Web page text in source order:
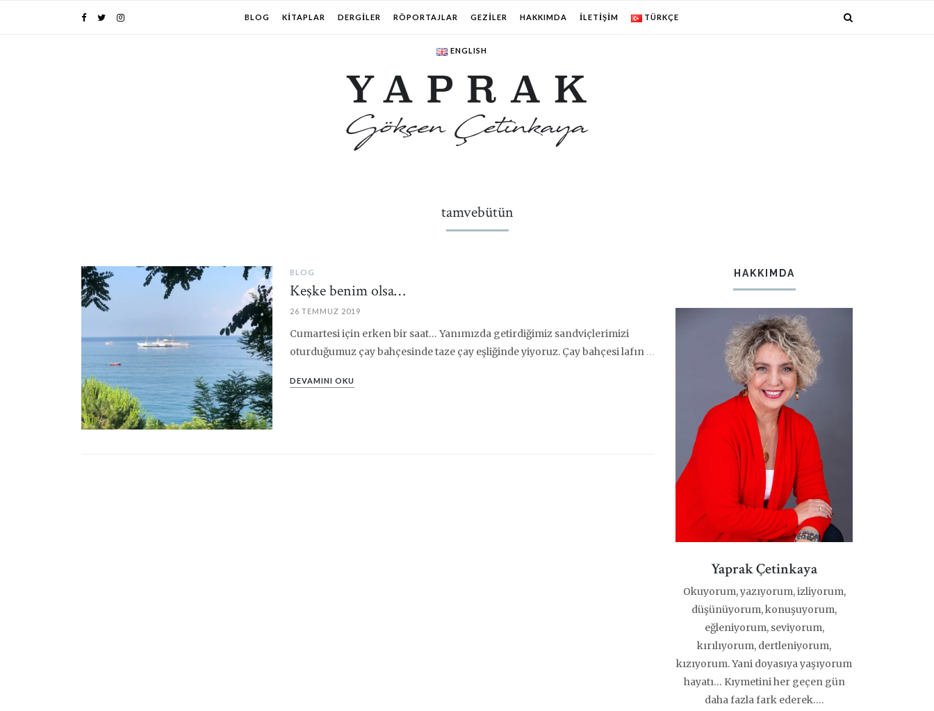
BLOG KITAPLAR DERGILER RÖPORTAJLAR GEZILER HAKKIMDA İLETIŞIM TÜRKÇE
ENGLISH
tamvebütün
PIN IT
BLOG
Keşke benim olsa…
26 TEMMUZ 2019
Cumartesi için erken bir saat… Yanımızda getirdiğimiz sandviçlerimizi
oturduğumuz çay bahçesinde taze çay eşliğinde yiyoruz. Çay bahçesi lafın…
DEVAMINI OKU
HAKKIMDA
Yaprak Çetinkaya
Okuyorum, yazıyorum, izliyorum,
düşünüyorum, konuşuyorum,
eğleniyorum, seviyorum,
kırılıyorum, dertleniyorum,
kızıyorum. Yani doyasıya yaşıyorum
hayatı… Kıymetini her geçen gün
daha fazla fark ederek….